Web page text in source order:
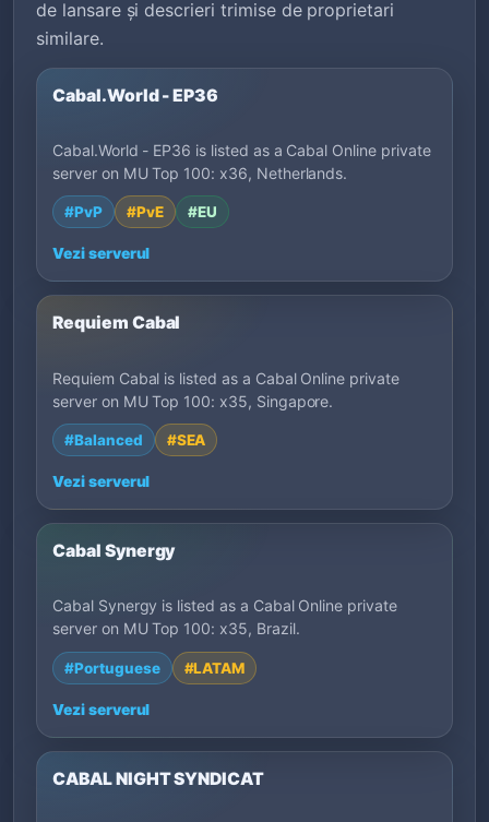
de lansare și descrieri trimise de proprietari
similare.
Cabal.World - EP36
Cabal.World - EP36 is listed as a Cabal Online private
server on MU Top 100: x36, Netherlands.
#PvP #PvE #EU
Vezi serverul
Requiem Cabal
Requiem Cabal is listed as a Cabal Online private
server on MU Top 100: x35, Singapore.
#Balanced #SEA
Vezi serverul
Cabal Synergy
Cabal Synergy is listed as a Cabal Online private
server on MU Top 100: x35, Brazil.
#Portuguese #LATAM
Vezi serverul
CABAL NIGHT SYNDICAT